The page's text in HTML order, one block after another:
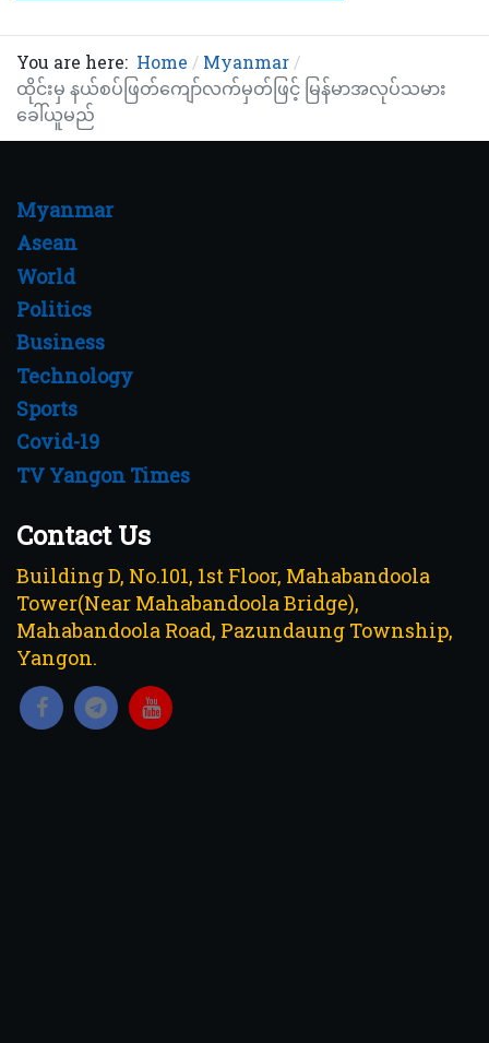
You are here: Home
Myanmar
ထိုင်းမှ နယ်စပ်ဖြတ်ကျော်လက်မှတ်ဖြင့် မြန်မာအလုပ်သမား
ခေါ်ယူမည်
Myanmar
Asean
World
Politics
Business
Technology
Sports
Covid-19
TV Yangon Times
Contact Us
Building D, No.101, 1st Floor, Mahabandoola
Tower(Near Mahabandoola Bridge),
Mahabandoola Road, Pazundaung Township,
Yangon.